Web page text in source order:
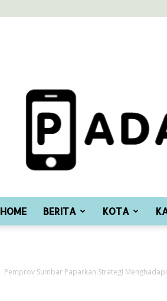
HOME BERITA KOTA
Pemprov Sumbar Paparkan Strategi